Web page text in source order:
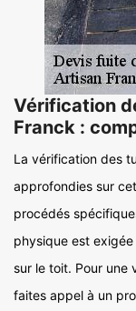
Vérification
Franck :
La vérification des
approfondies sur
procédés
physique est
sur le toit. Pour une
faites appel à un